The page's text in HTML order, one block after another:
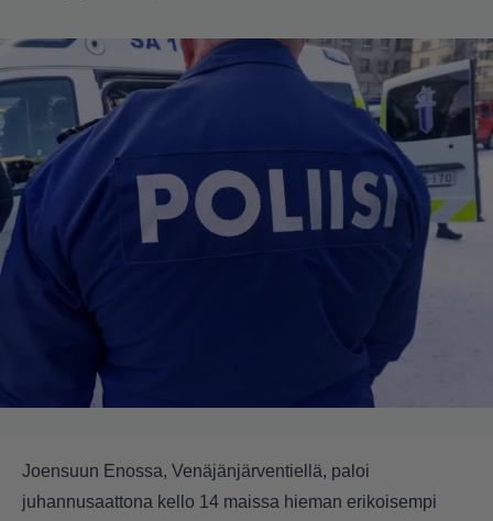
Joensuun Enossa, Venäjänjärventiellä, paloi
juhannusaattona kello 14 maissa hieman erikoisempi